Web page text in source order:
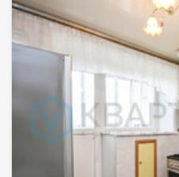
владельцев недвижимости.
недвижимость, у нас есть
программу Trade-i